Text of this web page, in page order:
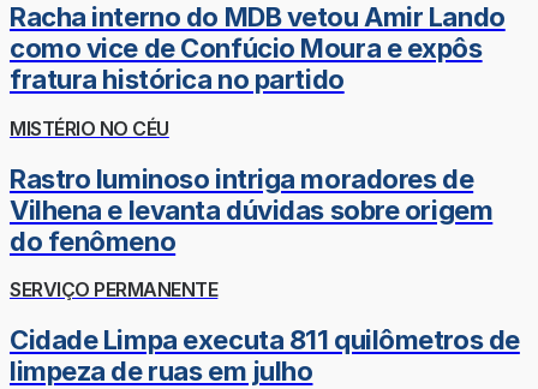
Racha interno do MDB vetou Amir Lando
como vice de Confúcio Moura e expôs
fratura histórica no partido
MISTÉRIO NO CÉU
Rastro luminoso intriga moradores de
Vilhena e levanta dúvidas sobre origem
do fenômeno
SERVIÇO PERMANENTE
Cidade Limpa executa 811 quilômetros de
limpeza de ruas em julho